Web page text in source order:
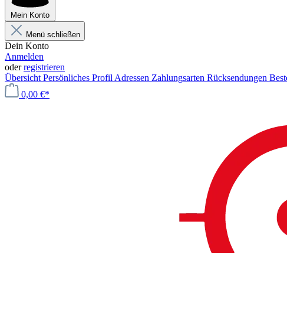
Mein Konto
Menü schließen
Dein Konto
Anmelden
oderregistrieren
Übersicht Persönliches Profil Adressen Zahlungsarten Rücksendungen
0,00 €*